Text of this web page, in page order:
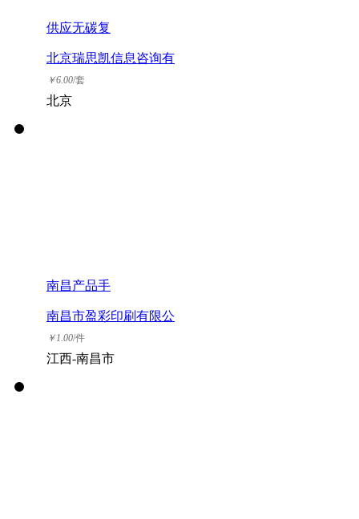
供应无碳复
北京瑞思凯信息咨询有
限公司
￥6.00/套
北京
南昌产品手
南昌市盈彩印刷有限公
司
￥1.00/件
江西-南昌市